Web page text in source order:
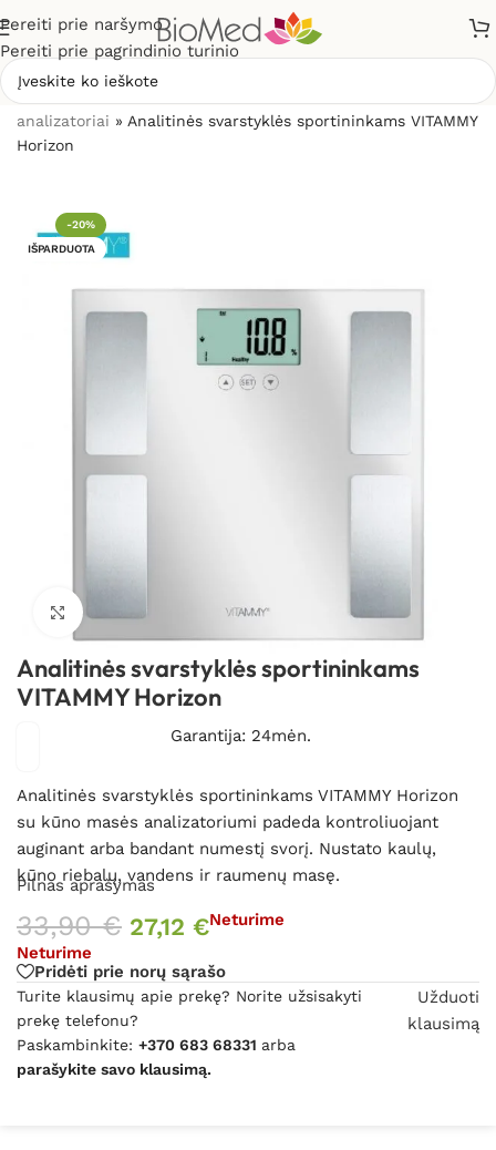
Pereiti prie naršymo
Pereiti prie pagrindinio turinio
analizatoriai » Analitinės svarstyklės sportininkams VITAMMY
Horizon
-20%
IŠPARDUOTA
Spustelėkite, kad padidintumėte
Analitinės svarstyklės sportininkams
VITAMMY Horizon
Garantija: 24mėn.
Analitinės svarstyklės sportininkams VITAMMY Horizon
su kūno masės analizatoriumi padeda kontroliuojant
auginant arba bandant numestį svorį. Nustato kaulų,
kūno riebalų, vandens ir raumenų masę.
Pilnas aprašymas
33,90€ 27,12 €Neturime
Neturime
Pridėti prie norų sąrašo
Turite klausimų apie prekę? Norite užsisakyti
prekę telefonu?
Paskambinkite: +370 683 68331 arba
parašykite savo klausimą.
Užduoti
klausimą